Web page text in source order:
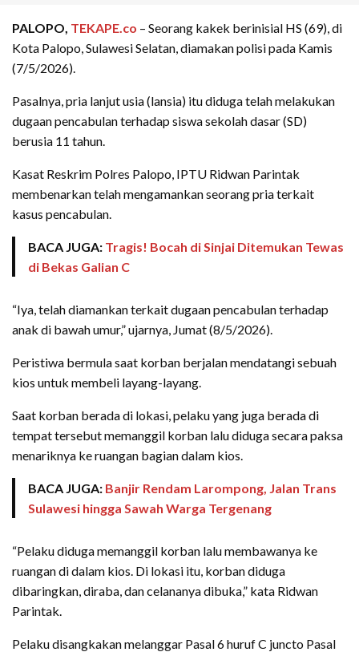
PALOPO, TEKAPE.co – Seorang kakek berinisial HS (69), di
Kota Palopo, Sulawesi Selatan, diamakan polisi pada Kamis
(7/5/2026).
Pasalnya, pria lanjut usia (lansia) itu diduga telah melakukan
dugaan pencabulan terhadap siswa sekolah dasar (SD)
berusia 11 tahun.
Kasat Reskrim Polres Palopo, IPTU Ridwan Parintak
membenarkan telah mengamankan seorang pria terkait
kasus pencabulan.
BACA JUGA: Tragis! Bocah di Sinjai Ditemukan Tewas
di Bekas Galian C
“Iya, telah diamankan terkait dugaan pencabulan terhadap
anak di bawah umur,” ujarnya, Jumat (8/5/2026).
Peristiwa bermula saat korban berjalan mendatangi sebuah
kios untuk membeli layang-layang.
Saat korban berada di lokasi, pelaku yang juga berada di
tempat tersebut memanggil korban lalu diduga secara paksa
menariknya ke ruangan bagian dalam kios.
BACA JUGA: Banjir Rendam Larompong, Jalan Trans
Sulawesi hingga Sawah Warga Tergenang
“Pelaku diduga memanggil korban lalu membawanya ke
ruangan di dalam kios. Di lokasi itu, korban diduga
dibaringkan, diraba, dan celananya dibuka,” kata Ridwan
Parintak.
Pelaku disangkakan melanggar Pasal 6 huruf C juncto Pasal